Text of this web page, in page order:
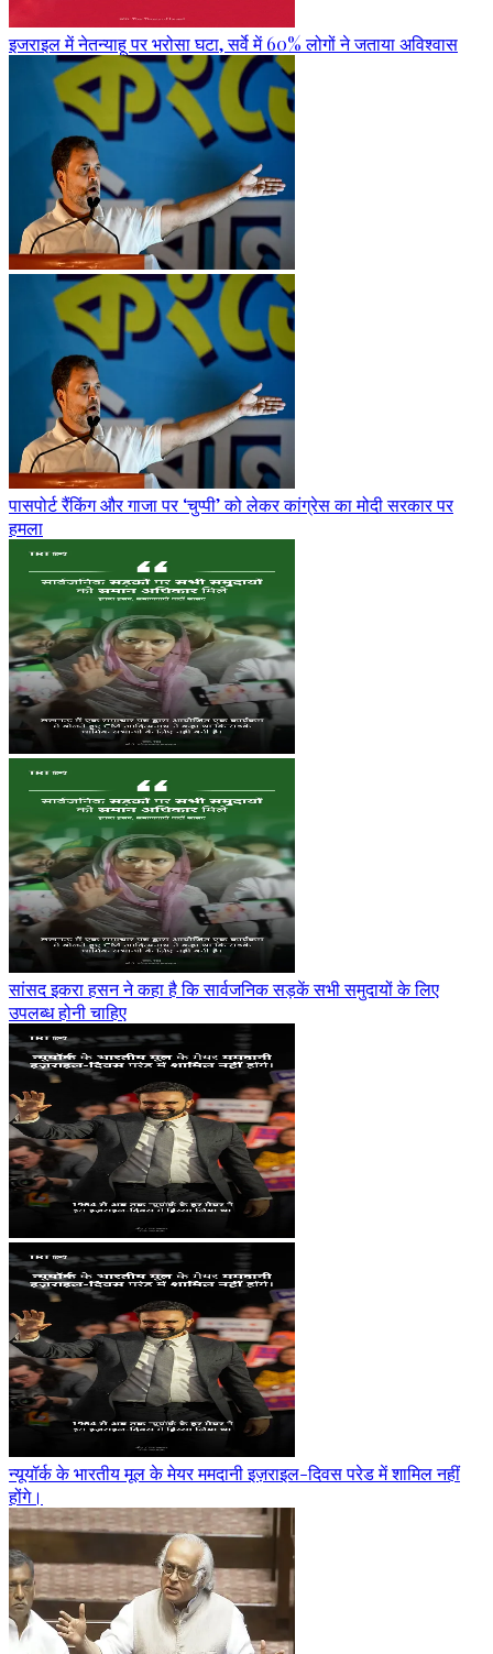
इजराइल में नेतन्याहू पर भरोसा घटा, सर्वे में 60% लोगों ने जताया अविश्वास
पासपोर्ट रैंकिंग और गाजा पर ‘चुप्पी’ को लेकर कांग्रेस का मोदी सरकार पर
हमला
सांसद इकरा हसन ने कहा है कि सार्वजनिक सड़कें सभी समुदायों के लिए
उपलब्ध होनी चाहिए
न्यूयॉर्क के भारतीय मूल के मेयर ममदानी इज़राइल-दिवस परेड में शामिल नहीं
होंगे।